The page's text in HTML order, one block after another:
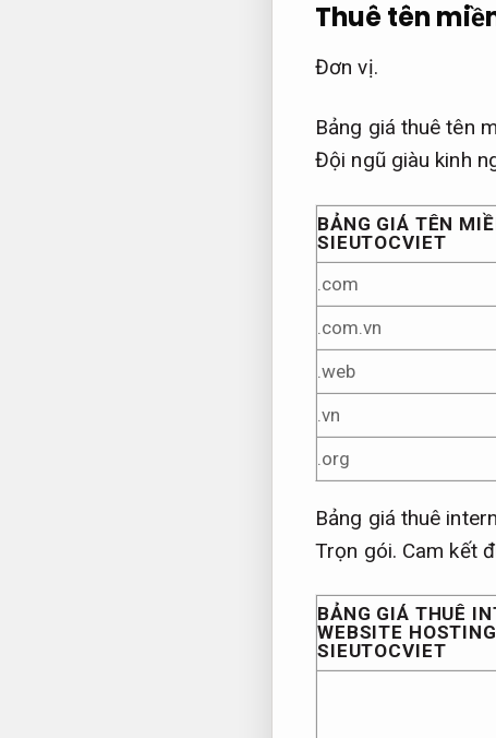
Thuê tên
Đơn vị.
Bảng giá thuê tên
Đội ngũ giàu kinh
BẢNG GIÁ TÊN
SIEUTOCVIET
.com
.com.vn
.web
.vn
.org
Bảng giá thuê
Trọn gói. Cam kết
BẢNG GIÁ THUÊ
WEBSITE
SIEUTOCVIET